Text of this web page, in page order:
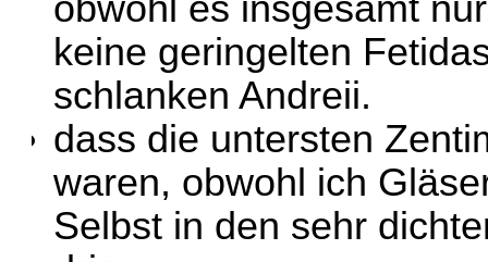
obwohl es insgesamt
keine geringelten
schlanken Andreii.
dass die untersten
waren, obwohl ich
Selbst in den sehr